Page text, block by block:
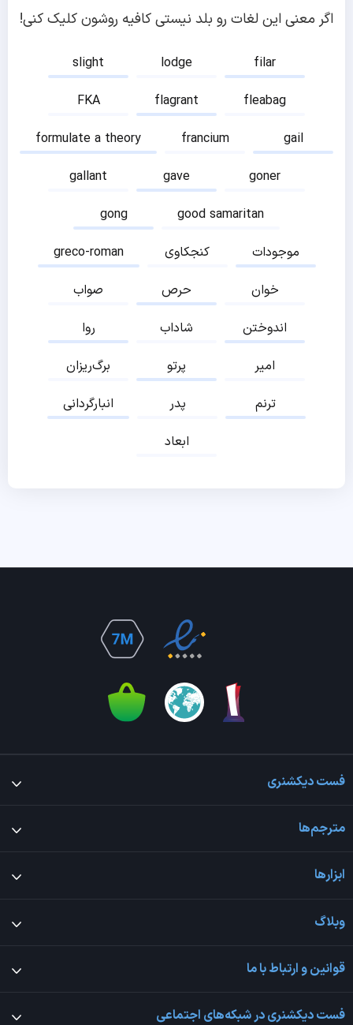
اگر معنی این لغات رو بلد نیستی کافیه روشون کلیک کنی!
slight lodge
filar
FKA
flagrant
fleabag
formulate a theory
francium
gail
gallant
gave
goner
gong
good samaritan
greco-roman
کنجکاوی
موجودات
صواب
حرص
خوان
روا
شاداب
اندوختن
برگ‌ریزان
پرتو
امیر
انبارگردانی
پدر
ترنم
ابعاد
فست دیکشنری
مترجم‌ها
ابزارها
وبلاگ
قوانین و ارتباط با ما
فست دیکشنری در شبکه‌های اجتماعی